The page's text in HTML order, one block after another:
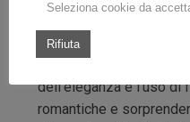
L'ESPERIENZA
dell'eleganza è l'uso di
romantiche e
Seleziona cookie da
Rifiuta